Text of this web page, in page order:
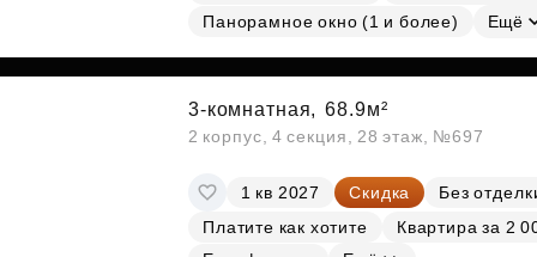
Панорамное окно (1 и более)
Ещё
3-комнатная, 68.9м²
2 корпус, 4 секция, 28 этаж, №697
1 кв 2027 Скидка
Без
Платите как хотите
Квартира за 2